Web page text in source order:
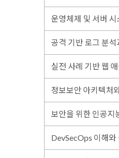
운영체제 및 서버 시
공격 기반 로그 분
실전 사례 기반 웹
정보보안 아키텍처
보안을 위한 인공지
DevSecOps 이해와